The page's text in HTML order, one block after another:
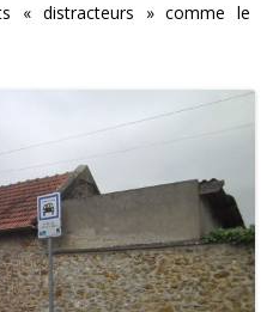
« distracteurs » comme le